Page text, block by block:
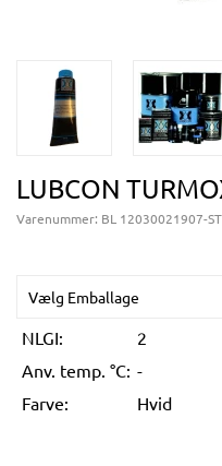
LUBCON
Varenummer: BL 12030021907-ST
Vælg Emballage
NLGI:
2
Anv. temp. °C: -
Farve:
Hvid